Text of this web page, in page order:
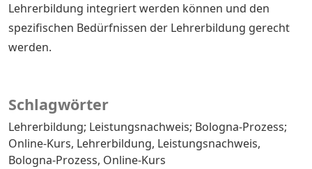
Schlagwörter
Lehrerbildung; Leistungsnachweis; Bologna-Prozess;
Online-Kurs Lehrerbildung Leistungsnachweis
Bologna-Prozess Online-Kurs
Lehrerbildung integriert werden können und den
spezifischen Bedürfnissen der Lehrerbildung gerecht
werden.